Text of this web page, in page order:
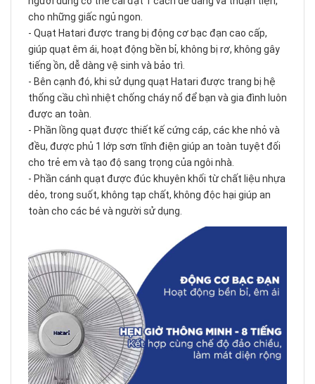
cho những giấc ngủ ngon.
- Quạt Hatari được trang bị động cơ bạc đạn cao cấp,
giúp quạt êm ái, hoạt động bền bỉ, không bị rơ, không gây
tiếng ồn, dễ dàng vệ sinh và bảo trì.
- Bên cạnh đó, khi sử dụng quạt Hatari được trang bị hệ
thống cầu chì nhiệt chống cháy nổ để bạn và gia đình luôn
được an toàn.
- Phần lồng quạt được thiết kế cứng cáp, các khe nhỏ và
đều, được phủ 1 lớp sơn tĩnh điện giúp an toàn tuyệt đối
cho trẻ em và tạo độ sang trọng của ngôi nhà.
- Phần cánh quạt được đúc khuyên khối từ chất liệu nhựa
dẻo, trong suốt, không tạp chất, không độc hại giúp an
toàn cho các bé và người sử dụng.